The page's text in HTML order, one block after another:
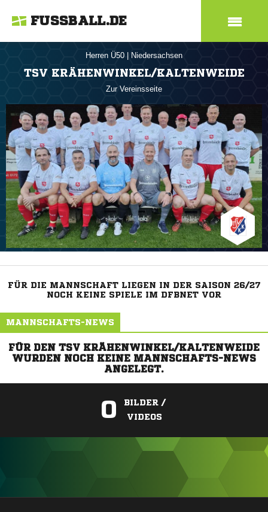
FUSSBALL.DE
Herren Ü50 Niedersachsen
TSV KRÄHENWINKEL/KALTENWEIDE
Zur Vereinsseite
FÜR DIE MANNSCHAFT LIEGEN IN DER SAISON 26/27
NOCH KEINE SPIELE IM DFBNET VOR
MANNSCHAFTS-NEWS
FÜR DEN TSV KRÄHENWINKEL/KALTENWEIDE
WURDEN NOCH KEINE MANNSCHAFTS-NEWS
ANGELEGT.
0
BILDER /
VIDEOS